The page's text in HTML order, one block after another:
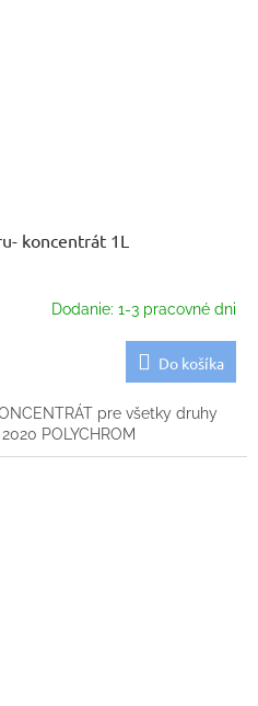
koncentrát 1L
Dodanie: 1-3 pracovné dni
Do košíka
pre všetky druhy
POLYCHROM